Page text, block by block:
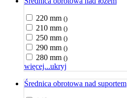
220 mm ()
210 mm ()
250 mm ()
290 mm ()
280 mm ()
więcej...ukryj
Średnica obrotowa nad suportem